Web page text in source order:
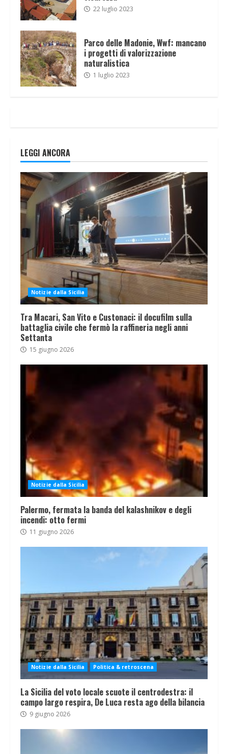
22 luglio 2023
Parco delle Madonie, Wwf: mancano
i progetti di valorizzazione
naturalistica
1 luglio 2023
LEGGI ANCORA
Notizie dalla Sicilia
Tra Macari, San Vito e Custonaci: il docufilm sulla
battaglia civile che fermò la raffineria negli anni
Settanta
15 giugno 2026
Notizie dalla Sicilia
Palermo, fermata la banda del kalashnikov e degli
incendi: otto fermi
11 giugno 2026
Notizie dalla Sicilia Politica & retroscena
La Sicilia del voto locale scuote il centrodestra: il
campo largo respira, De Luca resta ago della bilancia
9 giugno 2026